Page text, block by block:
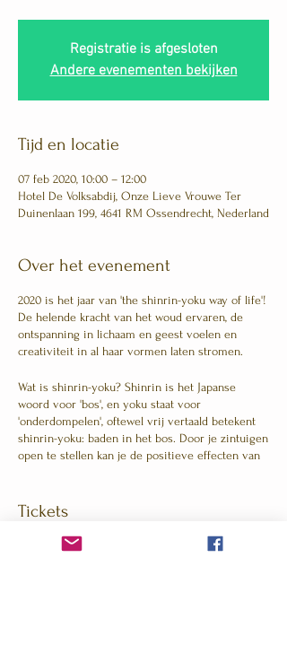
Registratie is afgesloten
Andere evenementen bekijken
Tijd en locatie
07 feb 2020, 10:00 – 12:00
Hotel De Volksabdij, Onze Lieve Vrouwe Ter
Duinenlaan 199, 4641 RM Ossendrecht, Nederland
Over het evenement
2020 is het jaar van 'the shinrin-yoku way of life'!
De helende kracht van het woud ervaren, de
ontspanning in lichaam en geest voelen en
creativiteit in al haar vormen laten stromen.
Wat is shinrin-yoku? Shinrin is het Japanse
woord voor 'bos', en yoku staat voor
'onderdompelen', oftewel vrij vertaald betekent
shinrin-yoku: baden in het bos. Door je zintuigen
open te stellen kan je de positieve effecten van
Hoe dan? Door het inademen van gezonde
immuunsysteem versterkt en geactiveerd, je
Tickets